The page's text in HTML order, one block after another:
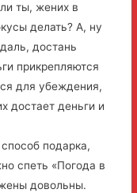
ты, жених в
делать? А, ну
достань
прикрепляются
для убеждения,
достает деньги и
подарка,
спеть «Погода в
довольны.